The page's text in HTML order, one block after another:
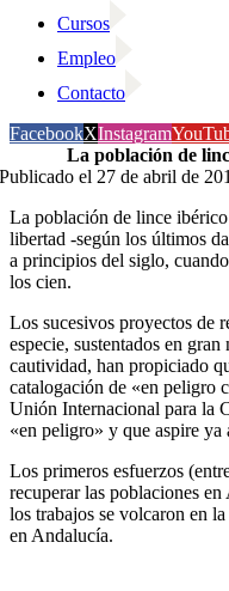
Cursos
Empleo
Contacto
FacebookXInstagram
La población de
Publicado el 27 de abril de
La población de lince
libertad -según los últimos
a principios del siglo,
los cien.
Los sucesivos proyectos de
especie, sustentados en
cautividad, han propiciado
catalogación de «en peligro
Unión Internacional para la
«en peligro» y que aspire
Los primeros esfuerzos
recuperar las poblaciones
los trabajos se volcaron en
en Andalucía.